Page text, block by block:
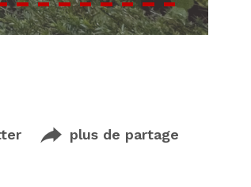
plus de partage